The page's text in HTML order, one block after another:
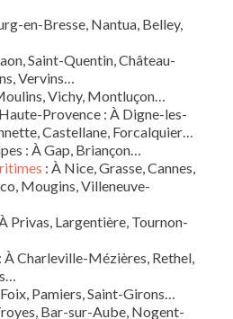
en-Bresse, Nantua, Belley,
Saint-Quentin, Château-
Vervins…
Vichy, Montluçon…
Provence : À Digne-les-
Castellane, Forcalquier…
: À Gap, Briançon…
: À Nice, Grasse, Cannes,
Mougins, Villeneuve-
Privas, Largentière, Tournon-
À Charleville-Mézières, Rethel,
Pamiers, Saint-Girons…
Bar-sur-Aube, Nogent-